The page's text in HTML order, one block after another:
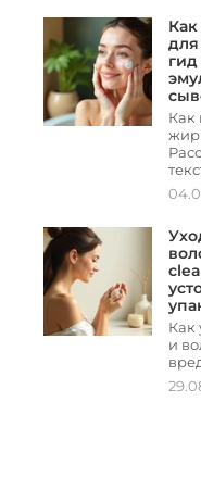
Как
Как
и